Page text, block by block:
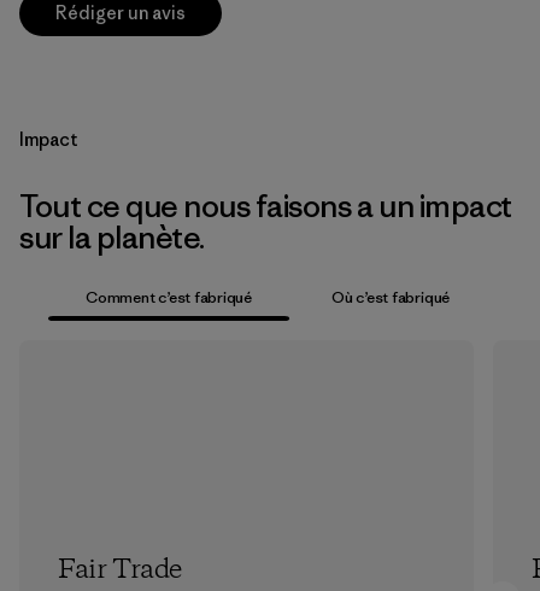
Rédiger un avis
Impact
Tout ce que nous faisons a un impact
sur la planète.
Comment c’est fabriqué Où c’est fabriqué
Fair Trade